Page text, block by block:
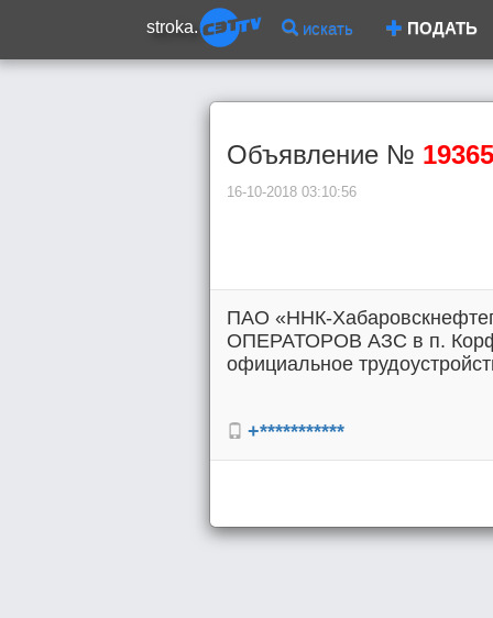
stroka. искать ПОДАТЬ
Объявление № 19365
16-10-2018 03:10:56
ПАО «ННК-
ОПЕРАТОРОВ АЗС в п.
официальное
+***********